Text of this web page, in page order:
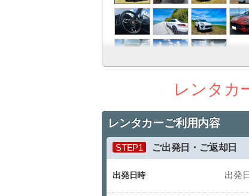
レンタカ
レンタカーご利用内容
STEP1 ご出発日・ご返却日
出発日時 出発